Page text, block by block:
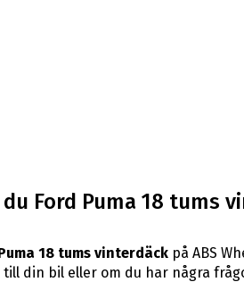
Ford Puma 18 tums
18 tums vinterdäckpå ABS
din bil eller om du har några